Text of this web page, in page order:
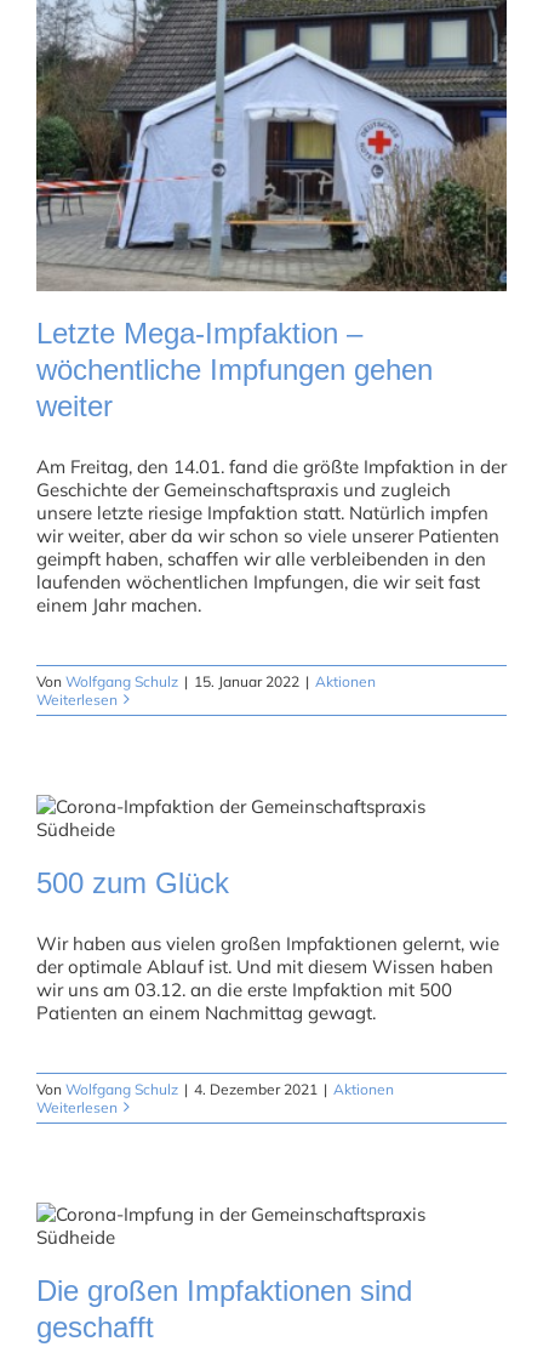
Letzte Mega-Impfaktion –
wöchentliche Impfungen gehen
weiter
Am Freitag, den 14.01. fand die größte Impfaktion in der
Geschichte der Gemeinschaftspraxis und zugleich
unsere letzte riesige Impfaktion statt. Natürlich impfen
wir weiter, aber da wir schon so viele unserer Patienten
geimpft haben, schaffen wir alle verbleibenden in den
laufenden wöchentlichen Impfungen, die wir seit fast
einem Jahr machen.
Von Wolfgang Schulz | 15. Januar 2022 | Aktionen
Weiterlesen
500 zum Glück
Wir haben aus vielen großen Impfaktionen gelernt, wie
der optimale Ablauf ist. Und mit diesem Wissen haben
wir uns am 03.12. an die erste Impfaktion mit 500
Patienten an einem Nachmittag gewagt.
Von Wolfgang Schulz | 4. Dezember 2021 | Aktionen
Weiterlesen
Die großen Impfaktionen sind
geschafft